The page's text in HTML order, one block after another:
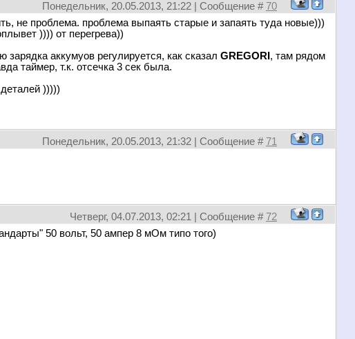
Понедельник, 20.05.2013, 21:22 | Сообщение # 70
не проблема. проблема выпаять старые и запаять туда новые)))
)))) от перегрева))
зарядка аккумуов регулируется, как сказал GREGORI , там рядом
таймер, т.к. отсечка 3 сек была.
)))))
Понедельник, 20.05.2013, 21:32 | Сообщение # 71
Четверг, 04.07.2013, 02:21 | Сообщение # 72
50 вольт, 50 ампер 8 мОм типо того)